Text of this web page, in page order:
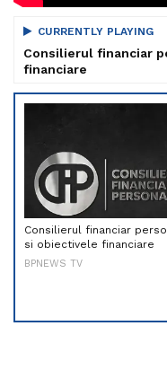
CURRENTLY PLAYING
Consilierul financiar
financiare
Consilierul financiar
si obiectivele financiare
BPNEWS TV